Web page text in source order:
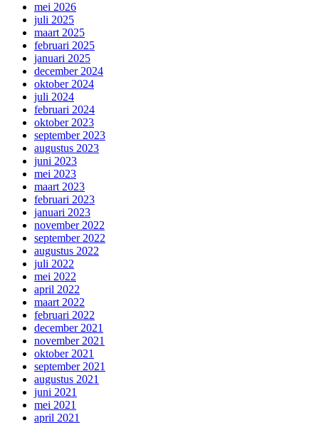
mei 2026
juli 2025
maart 2025
februari 2025
januari 2025
december 2024
oktober 2024
juli 2024
februari 2024
oktober 2023
september 2023
augustus 2023
juni 2023
mei 2023
maart 2023
februari 2023
januari 2023
november 2022
september 2022
augustus 2022
juli 2022
mei 2022
april 2022
maart 2022
februari 2022
december 2021
november 2021
oktober 2021
september 2021
augustus 2021
juni 2021
mei 2021
april 2021